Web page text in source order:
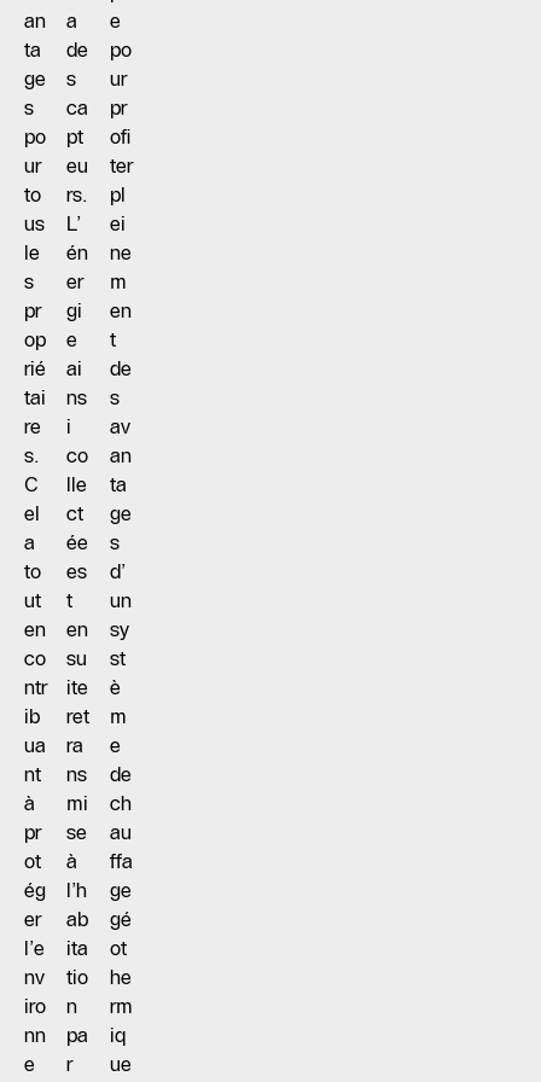
an
ta
ge
s
po
ur
to
us
le
s
pr
op
rié
tai
re
s.
C
el
a
to
ut
en
co
ntr
ib
ua
nt
à
pr
ot
ég
er
l’e
nv
iro
nn
e
a
de
s
ca
pt
eu
rs.
L’
én
er
gi
e
ai
ns
i
co
lle
ct
ée
es
t
en
su
ite
ret
ra
ns
mi
se
à
l’h
ab
ita
tio
n
pa
r
e
po
ur
pr
ofi
ter
pl
ei
ne
m
en
t
de
s
av
an
ta
ge
s
d’
un
sy
st
è
m
e
de
ch
au
ffa
ge
gé
ot
he
rm
iq
ue